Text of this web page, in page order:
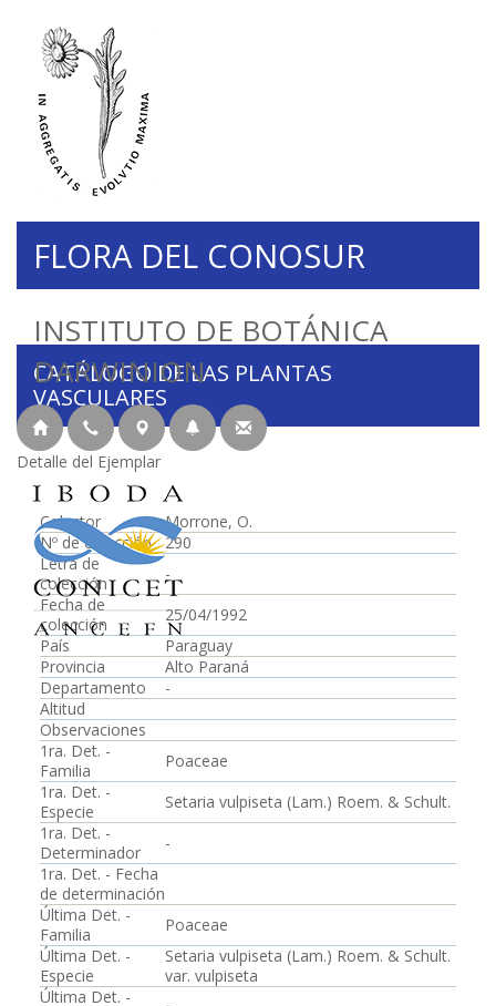
INSTITUTO DE BOTÁNICA
DARWINION
FLORA DEL CONOSUR
CATÁLOGO DE LAS PLANTAS
VASCULARES
Detalle del Ejemplar
Colector
Morrone, O.
Nº de colección
290
Letra de
colección
-
Fecha de
colección
25/04/1992
País
Paraguay
Provincia
Alto Paraná
Departamento
-
Altitud
Observaciones
1ra. Det. -
Familia
Poaceae
1ra. Det. -
Especie
Setaria vulpiseta (Lam.) Roem. & Schult.
1ra. Det. -
Determinador
-
1ra. Det. - Fecha
de determinación
Última Det. -
Familia
Poaceae
Última Det. -
Especie
Setaria vulpiseta (Lam.) Roem. & Schult.
var. vulpiseta
Última Det. -